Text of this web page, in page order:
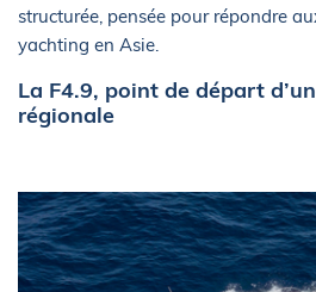
structurée, pensée pour répondre
yachting en Asie.
La F4.9, point de départ
régionale